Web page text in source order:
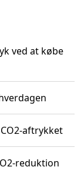
ved at købe
aftrykket
reduktion